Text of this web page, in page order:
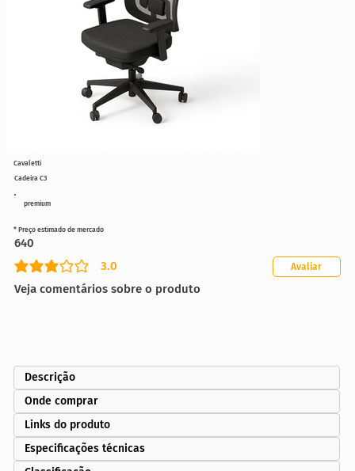
premium
Cadeira C3
3.0
classificação média é 3 de 5
Veja comentários sobre o produto
Avaliar
* Preço estimado de mercado
640
Cavaletti
Descrição
Onde comprar
Links do produto
Especificações técnicas